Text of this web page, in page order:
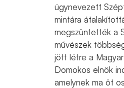
úgynevezett
mintára
megszüntették a
művészek
jött létre a
Domokos elnök
amelynek ma öt